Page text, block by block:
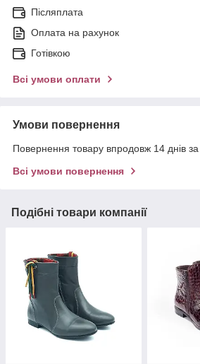
Післяплата
Оплата на рахунок
Готівкою
Всі умови оплати
Умови повернення
Повернення товару впродовж 14 днів
Всі умови повернення
Подібні товари компанії